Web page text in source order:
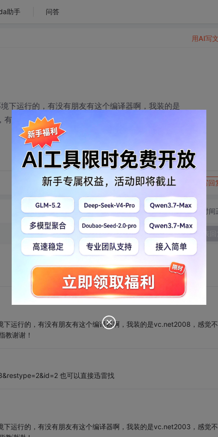
助手 问答
运行的，有没有朋友有这个编译器啊，我装的是
没有地方下载啊，请指教谢谢！
转发到动态 举报 写回
用AI写
切换为时间
发表回
运行的，有没有朋友有这个编译器啊，我装的是vc.net2008，感觉
教谢谢！
也可以直接迅雷找
运行的，有没有朋友有这个编译器啊，我装的是vc.net2003，感觉